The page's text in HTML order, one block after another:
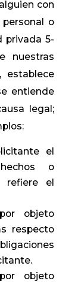
con
o
privada 5-
nuestras
establece
entiende
legal;
el
o
refiere el
objeto
respecto
objeto